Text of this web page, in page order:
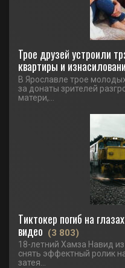
Трое друзей устроили
квартиры и
В Ярославле трое
за донаты зрителей
матери,...
Тиктокер погиб на
видео (3 803)
18-летний Хамза Навид
снять эффектный ролик
затея...